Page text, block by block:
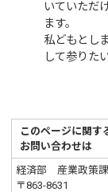
いていただ
ます。
私どもとし
して参りた
このページに関す
お問い合わせは
経済部 産業政策課
〒863-8631